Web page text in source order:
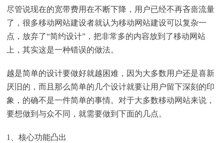
尽管说现在的宽带费用在不断下降，用户已经不再吝啬流量
了，很多移动网站建设者就认为移动网站建设可以复杂一
点，放弃了“简约设计”，把非常多的内容放到了移动网站
上，其实这是一种错误的做法。
越是简单的设计要做好就越困难，因为大多数用户还是喜新
厌旧的，而且那么简单的几个设计就要让用户留下深刻的印
象，的确不是一件简单的事情。对于大多数移动网站来说，
要想做到与众不同，就需要做到下面的几点。
1、核心功能凸出